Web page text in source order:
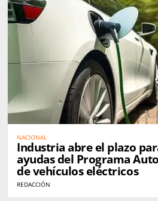
NACIONAL
Industria abre el plazo
ayudas del Programa
de vehículos eléctricos
REDACCIÓN